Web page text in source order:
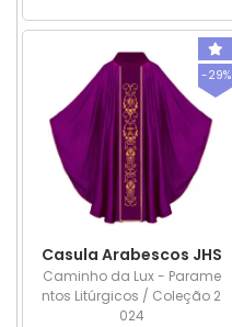
-29%
Casula Arabescos JHS
Caminho da Lux - Parame
ntos Litúrgicos / Coleção 2
024